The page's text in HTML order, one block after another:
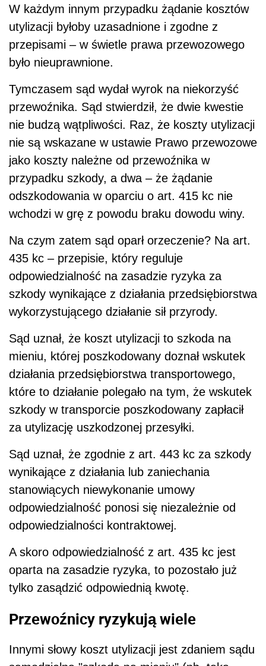
W każdym innym przypadku żądanie kosztów
utylizacji byłoby uzasadnione i zgodne z
przepisami – w świetle prawa przewozowego
było nieuprawnione.
Tymczasem sąd wydał wyrok na niekorzyść
przewoźnika. Sąd stwierdził, że dwie kwestie
nie budzą wątpliwości. Raz, że koszty utylizacji
nie są wskazane w ustawie Prawo przewozowe
jako koszty należne od przewoźnika w
przypadku szkody, a dwa – że żądanie
odszkodowania w oparciu o art. 415 kc nie
wchodzi w grę z powodu braku dowodu winy.
Na czym zatem sąd oparł orzeczenie? Na art.
435 kc – przepisie, który reguluje
odpowiedzialność na zasadzie ryzyka za
szkody wynikające z działania przedsiębiorstwa
wykorzystującego działanie sił przyrody.
Sąd uznał, że koszt utylizacji to szkoda na
mieniu, której poszkodowany doznał wskutek
działania przedsiębiorstwa transportowego,
które to działanie polegało na tym, że wskutek
szkody w transporcie poszkodowany zapłacił
za utylizację uszkodzonej przesyłki.
Sąd uznał, że zgodnie z art. 443 kc za szkody
wynikające z działania lub zaniechania
stanowiących niewykonanie umowy
odpowiedzialność ponosi się niezależnie od
odpowiedzialności kontraktowej.
A skoro odpowiedzialność z art. 435 kc jest
oparta na zasadzie ryzyka, to pozostało już
tylko zasądzić odpowiednią kwotę.
Przewoźnicy ryzykują wiele
Innymi słowy koszt utylizacji jest zdaniem sądu